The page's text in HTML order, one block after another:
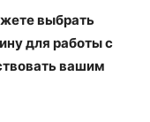
выбрать
для работы с
вашим